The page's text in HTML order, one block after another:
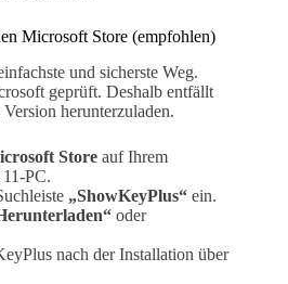
Microsoft Store (empfohlen)
und sicherste Weg.
geprüft. Deshalb entfällt
herunterzuladen.
Store auf Ihrem
PC.
„ShowKeyPlus“ ein.
oder
nach der Installation über